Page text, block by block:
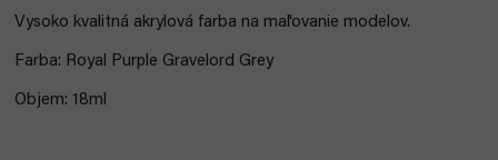
Vysoko kvalitná akrylová farba na maľovanie modelov.
Farba: Royal Purple Gravelord Grey
Objem: 18ml